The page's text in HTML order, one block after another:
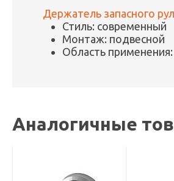
Держатель запасного
Стиль: современный
Монтаж: подвесной
Область
Аналогичные